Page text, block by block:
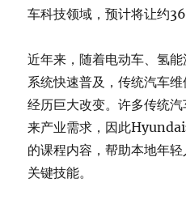
车科技领域，预计将让约
近年来，随着电动车、氢
系统快速普及，传统汽车
经历巨大改变。许多传统
来产业需求，因此
的课程内容，帮助本地年
关键技能。